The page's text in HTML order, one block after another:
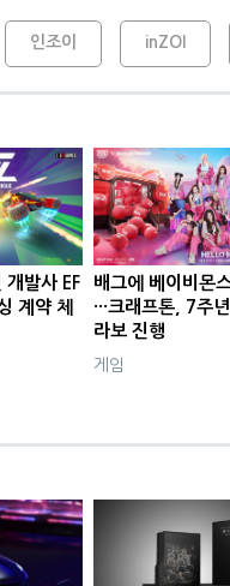
인조이 inZOI
개발사 EF
계약 체
배그에 베이비몬
···크래프톤, 7주
라보 진행
게임